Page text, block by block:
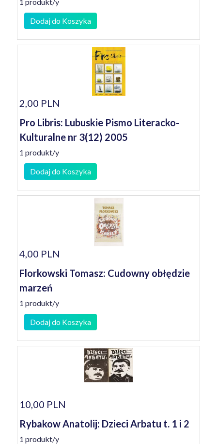
Dodaj do Koszyka
2,00 PLN
Pro Libris: Lubuskie Pismo Literacko-
Kulturalne nr 3(12) 2005
1 produkt/y
Dodaj do Koszyka
4,00 PLN
Florkowski Tomasz: Cudowny obłędzie
marzeń
1 produkt/y
Dodaj do Koszyka
10,00 PLN
Rybakow Anatolij: Dzieci Arbatu t. 1 i 2
1 produkt/y